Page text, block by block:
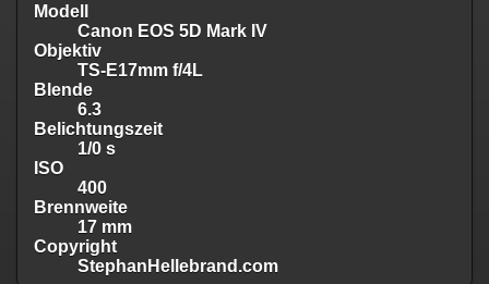
Modell
Canon EOS 5D Mark IV
Objektiv
TS-E17mm f/4L
Blende
6.3
Belichtungszeit
1/0 s
ISO
400
Brennweite
17 mm
Copyright
StephanHellebrand.com